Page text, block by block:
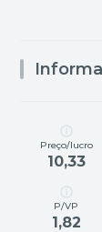
Preço/lucro
10,33
P/VP
1,82